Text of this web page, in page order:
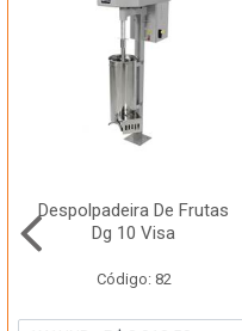
Despolpadeira De Frutas
Dg 10 Visa
Código: 82